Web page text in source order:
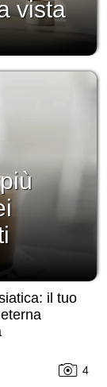
vista
il tuo
4